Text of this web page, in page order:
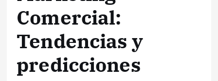
Comercial:
Tendencias y
predicciones